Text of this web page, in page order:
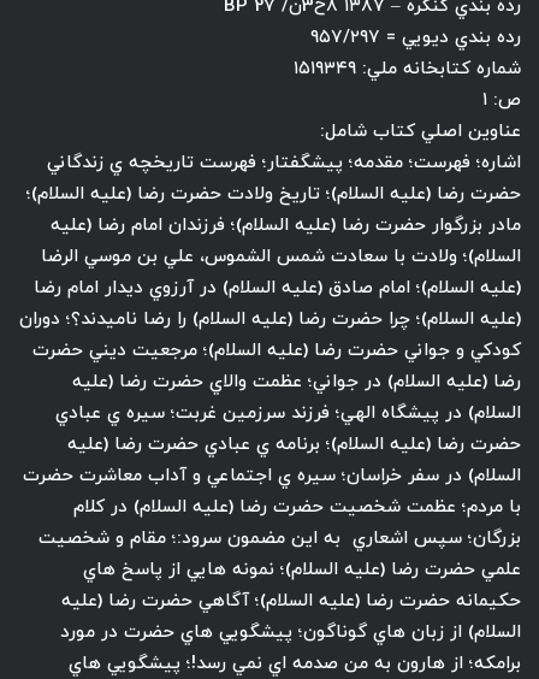
رده بندي كنگره – ۱۳۸۷ 8ح3ن/ BP 27
رده بندي ديويي = ۹۵۷/۲۹۷
شماره كتابخانه ملي: ۱۵۱۹۳۴۹
ص: ۱
عناوين اصلي كتاب شامل:
اشاره؛ فهرست؛ مقدمه؛ پيشگفتار؛ فهرست تاريخچه ي زندگاني
حضرت رضا (عليه السلام)؛ تاريخ ولادت حضرت رضا (عليه السلام)؛
مادر بزرگوار حضرت رضا (عليه السلام)؛ فرزندان امام رضا (عليه
السلام)؛ ولادت با سعادت شمس الشموس، علي بن موسي الرضا
(عليه السلام)؛ امام صادق (عليه السلام) در آرزوي ديدار امام رضا
(عليه السلام)؛ چرا حضرت رضا (عليه السلام) را رضا ناميدند؟؛ دوران
كودكي و جواني حضرت رضا (عليه السلام)؛ مرجعيت ديني حضرت
رضا (عليه السلام) در جواني؛ عظمت والاي حضرت رضا (عليه
السلام) در پيشگاه الهي؛ فرزند سرزمين غربت؛ سيره ي عبادي
حضرت رضا (عليه السلام)؛ برنامه ي عبادي حضرت رضا (عليه
السلام) در سفر خراسان؛ سيره ي اجتماعي و آداب معاشرت حضرت
با مردم؛ عظمت شخصيت حضرت رضا (عليه السلام) در كلام
بزرگان؛ سپس اشعاري به اين مضمون سرود:؛ مقام و شخصيت
علمي حضرت رضا (عليه السلام)؛ نمونه هايي از پاسخ هاي
حكيمانه حضرت رضا (عليه السلام)؛ آگاهي حضرت رضا (عليه
السلام) از زبان هاي گوناگون؛ پيشگويي هاي حضرت در مورد
برامكه؛ از هارون به من صدمه اي نمي رسد!؛ پيشگويي هاي